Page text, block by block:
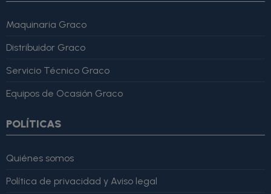
Maquinaria Graco
Distribuidor Graco
Servicio Técnico Graco
Equipos de Ocasión Graco
POLÍTICAS
Quiénes somos
Política de privacidad y Aviso legal